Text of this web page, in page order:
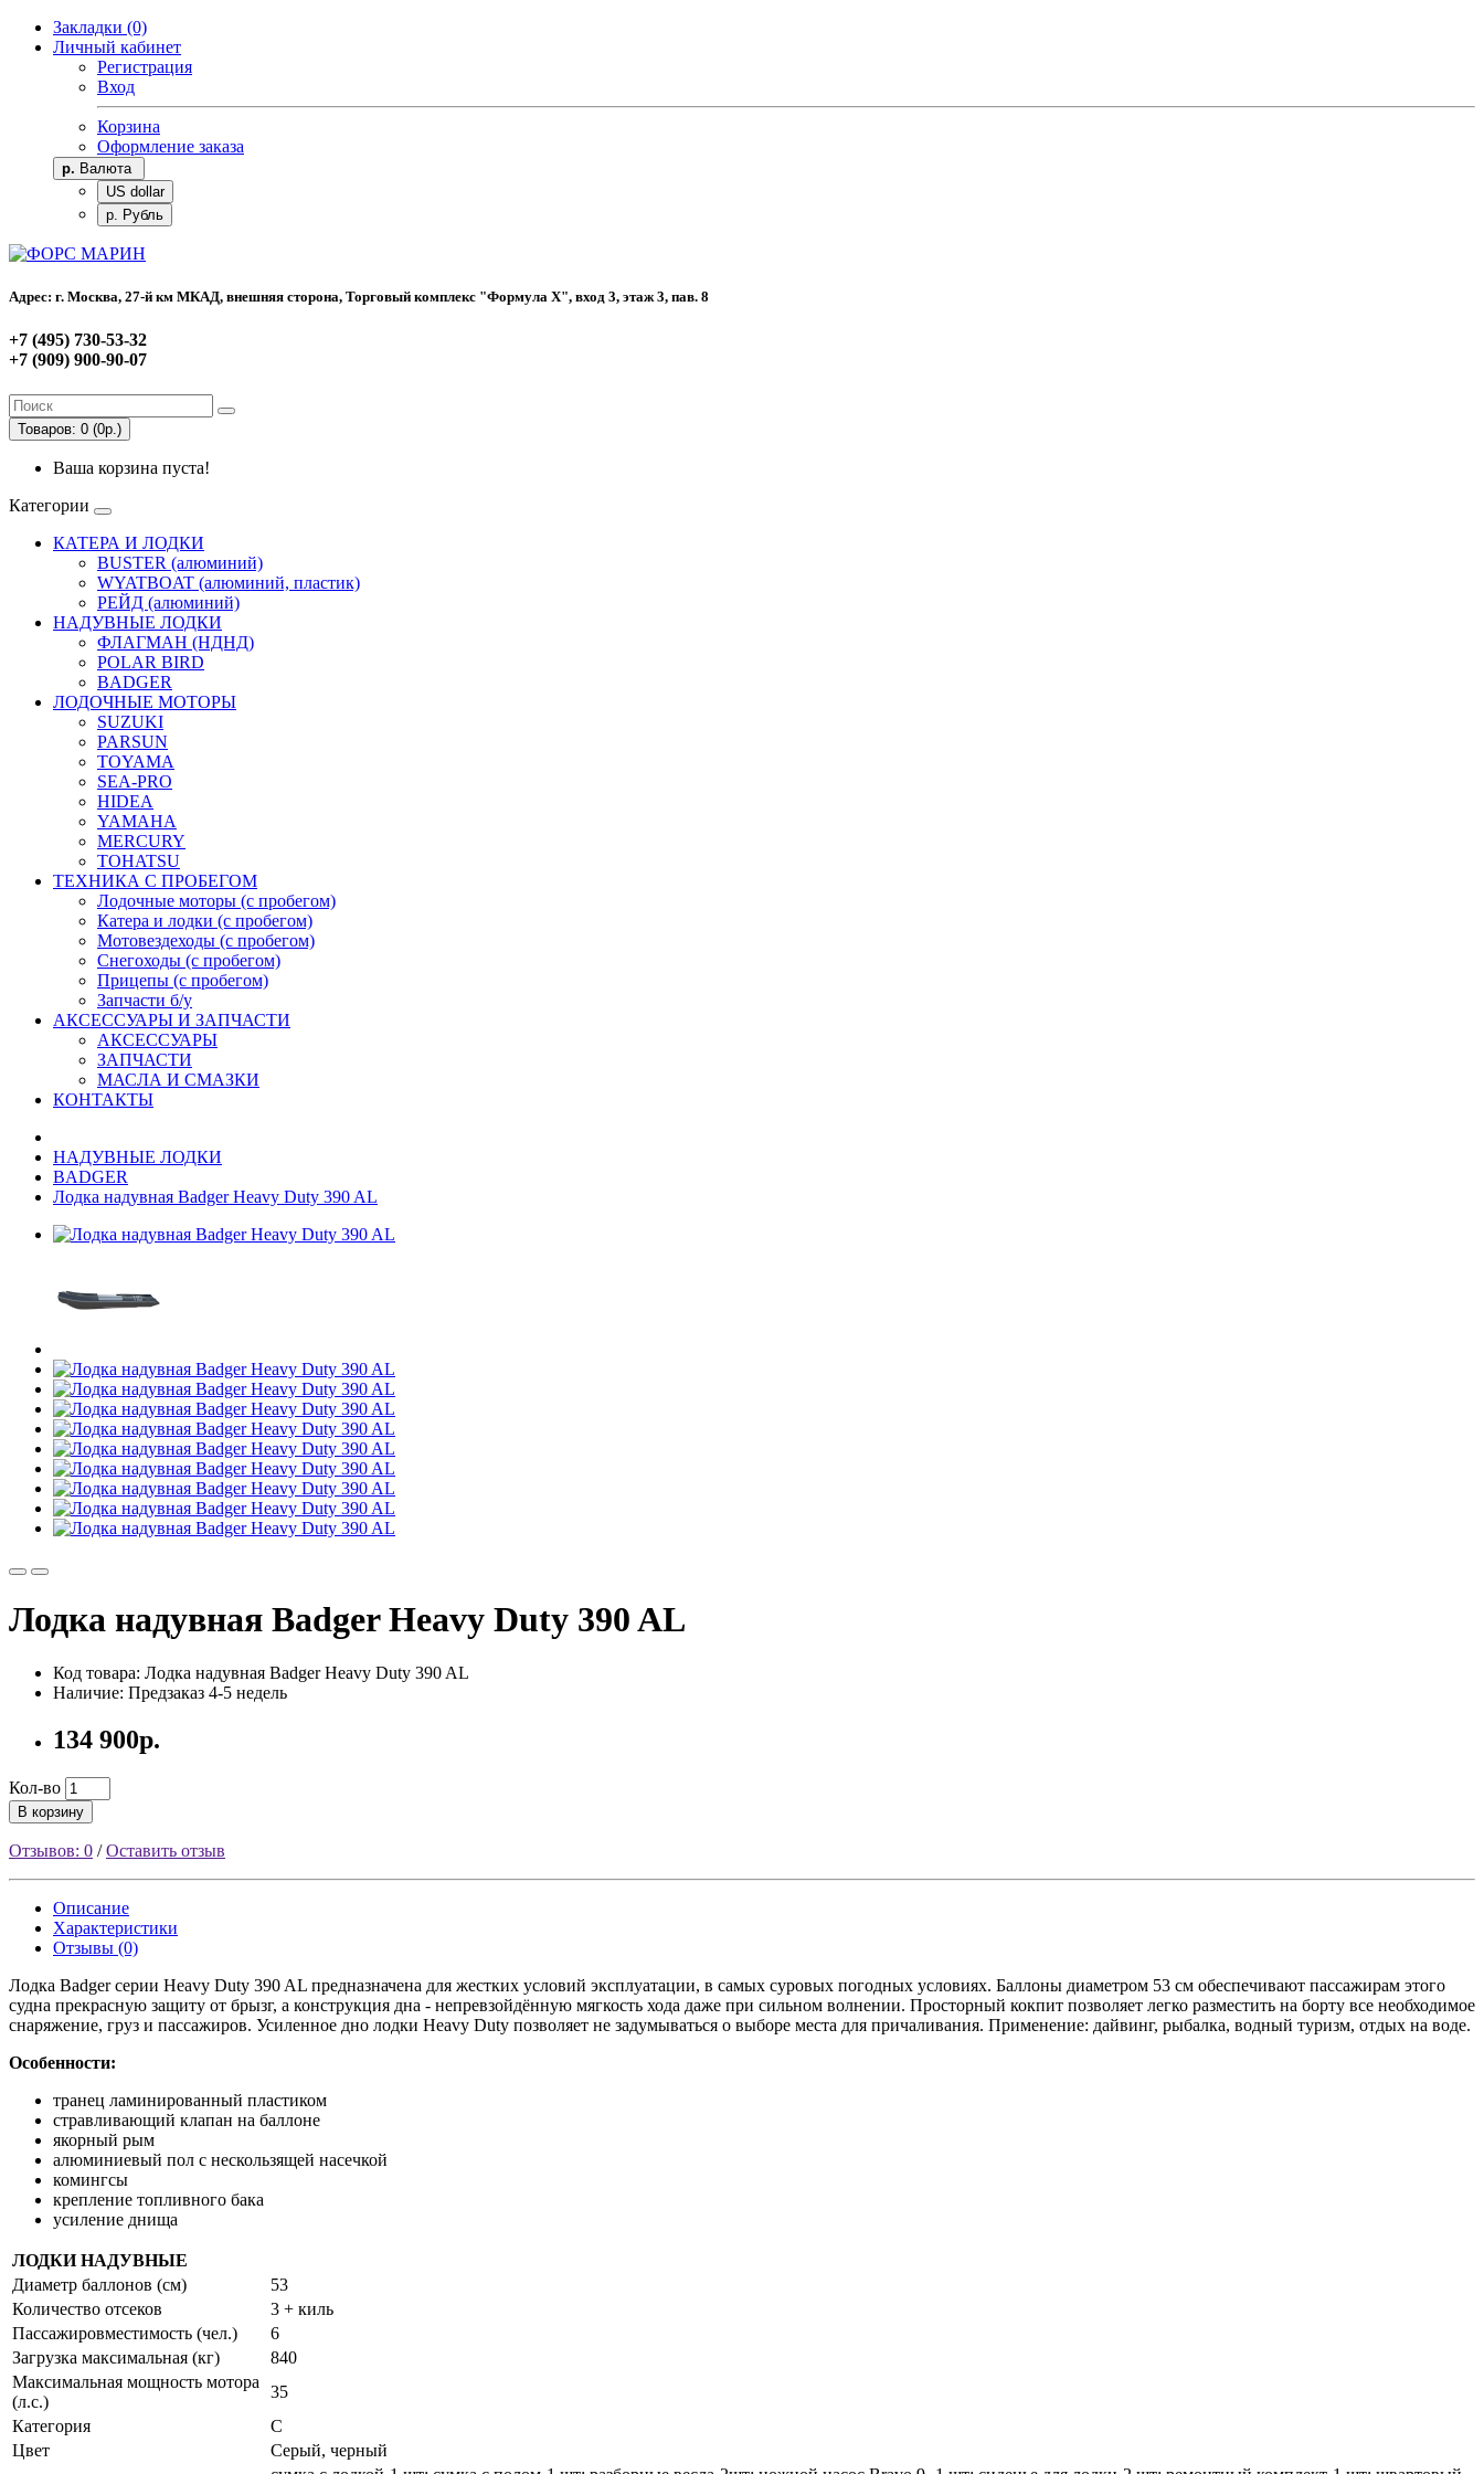
Закладки (0)
Личный кабинет
Регистрация
Вход
Корзина
Оформление заказа
р. Валюта
US dollar
р. Рубль
Адрес: г. Москва, 27-й км МКАД, внешняя сторона, Торговый комплекс "Формула Х", вход 3, этаж 3, пав. 8
+7 (495) 730-53-32
+7 (909) 900-90-07
Товаров: 0 (0р.)
Ваша корзина пуста!
Категории
КАТЕРА И ЛОДКИ
BUSTER (алюминий)
WYATBOAT (алюминий, пластик)
РЕЙД (алюминий)
НАДУВНЫЕ ЛОДКИ
ФЛАГМАН (НДНД)
POLAR BIRD
BADGER
ЛОДОЧНЫЕ МОТОРЫ
SUZUKI
PARSUN
TOYAMA
SEA-PRO
HIDEA
YAMAHA
MERCURY
TOHATSU
ТЕХНИКА С ПРОБЕГОМ
Лодочные моторы (с пробегом)
Катера и лодки (с пробегом)
Мотовездеходы (с пробегом)
Снегоходы (с пробегом)
Прицепы (с пробегом)
Запчасти б/у
АКСЕССУАРЫ И ЗАПЧАСТИ
АКСЕССУАРЫ
ЗАПЧАСТИ
МАСЛА И СМАЗКИ
КОНТАКТЫ
НАДУВНЫЕ ЛОДКИ
BADGER
Лодка надувная Badger Heavy Duty 390 AL
Лодка надувная Badger Heavy Duty 390 AL
Код товара: Лодка надувная Badger Heavy Duty 390 AL
Наличие: Предзаказ 4-5 недель
134 900р.
Кол-во
В корзину
Отзывов: 0 /Оставить отзыв
Описание
Характеристики
Отзывы (0)
Лодка Badger серии Heavy Duty 390 AL предназначена для жестких условий эксплуатации, в самых суровых погодных условиях. Баллоны диаметром 53 см обеспечивают пассажирам этого
судна прекрасную защиту от брызг, а конструкция дна - непревзойдённую мягкость хода даже при сильном волнении. Просторный кокпит позволяет легко разместить на борту все необходимое
снаряжение, груз и пассажиров. Усиленное дно лодки Heavy Duty позволяет не задумываться о выборе места для причаливания. Применение: дайвинг, рыбалка, водный туризм, отдых на воде.
Особенности:
транец ламинированный пластиком
стравливающий клапан на баллоне
якорный рым
алюминиевый пол с нескользящей насечкой
комингсы
крепление топливного бака
усиление днища
ЛОДКИ НАДУВНЫЕ
Диаметр баллонов (см)
53
Количество отсеков
3 + киль
Пассажировместимость (чел.)
6
Загрузка максимальная (кг)
840
Максимальная мощность мотора
(л.с.)
35
Категория
С
Цвет
Серый, черный